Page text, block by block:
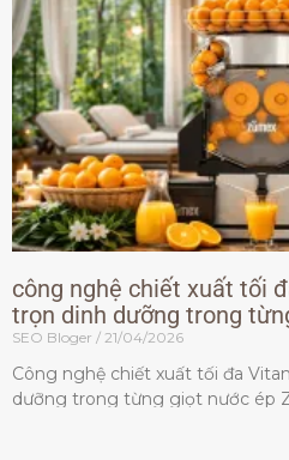
công nghệ chiết xuất tối
trọn dinh dưỡng trong
SEO Bloger 21/04/2026
Công nghệ chiết xuất tối đa
dưỡng trong từng giọt nước ép